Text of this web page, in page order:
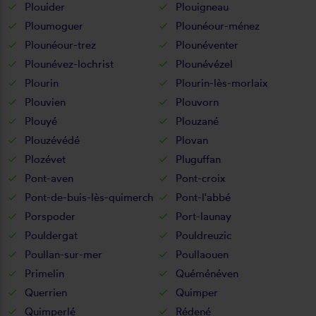
Plouider
Plouigneau
Ploumoguer
Plounéour-ménez
Plounéour-trez
Plounéventer
Plounévez-lochrist
Plounévézel
Plourin
Plourin-lès-morlaix
Plouvien
Plouvorn
Plouyé
Plouzané
Plouzévédé
Plovan
Plozévet
Pluguffan
Pont-aven
Pont-croix
Pont-de-buis-lès-quimerch
Pont-l'abbé
Porspoder
Port-launay
Pouldergat
Pouldreuzic
Poullan-sur-mer
Poullaouen
Primelin
Quéménéven
Querrien
Quimper
Quimperlé
Rédené